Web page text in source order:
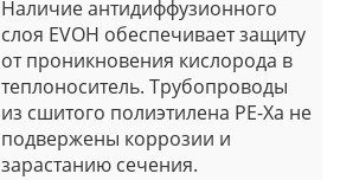
Наличие антидиффузионного
слоя EVOH обеспечивает защиту
от проникновения кислорода в
теплоноситель. Трубопроводы
из сшитого полиэтилена PE-Xа не
подвержены коррозии и
зарастанию сечения.